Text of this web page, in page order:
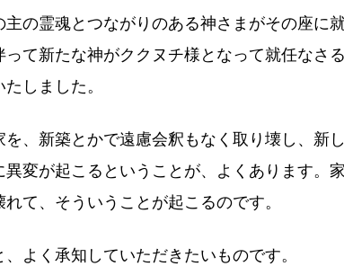
の霊魂とつながりのある神さまがその座に
て新たな神がククヌチ様となって就任なさ
しました。
、新築とかで遠慮会釈もなく取り壊し、新
変が起こるということが、よくあります。
て、そういうことが起こるのです。
よく承知していただきたいものです。